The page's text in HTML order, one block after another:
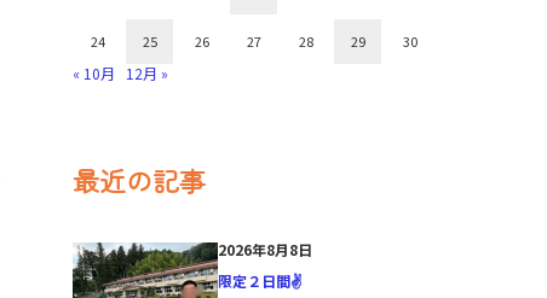
24 25 26 27 28 29 30
« 10月 12月 »
最近の記事
2026年8月8日
限定２日間✌️